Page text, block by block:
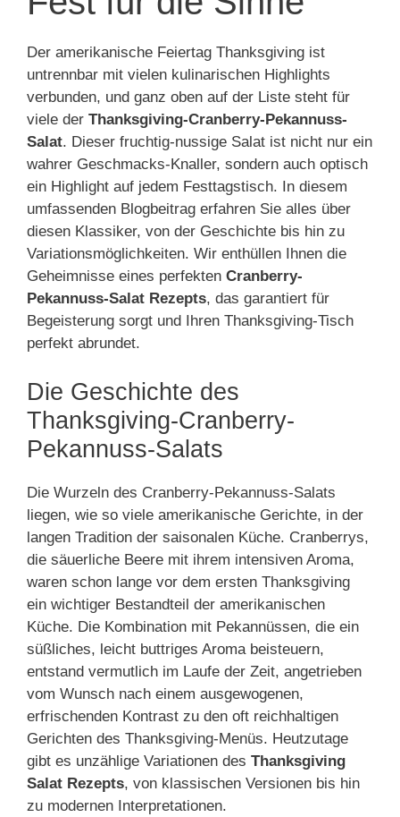
Der amerikanische Feiertag Thanksgiving ist
untrennbar mit vielen kulinarischen Highlights
verbunden, und ganz oben auf der Liste steht für
viele der Thanksgiving-Cranberry-Pekannuss-
Salat. Dieser fruchtig-nussige Salat ist nicht nur ein
wahrer Geschmacks-Knaller, sondern auch optisch
ein Highlight auf jedem Festtagstisch. In diesem
umfassenden Blogbeitrag erfahren Sie alles über
diesen Klassiker, von der Geschichte bis hin zu
Variationsmöglichkeiten. Wir enthüllen Ihnen die
Geheimnisse eines perfekten Cranberry-
Pekannuss-Salat Rezepts, das garantiert für
Begeisterung sorgt und Ihren Thanksgiving-Tisch
perfekt abrundet.
Die Geschichte des
Thanksgiving-Cranberry-
Pekannuss-Salats
Die Wurzeln des Cranberry-Pekannuss-Salats
liegen, wie so viele amerikanische Gerichte, in der
langen Tradition der saisonalen Küche. Cranberrys,
die säuerliche Beere mit ihrem intensiven Aroma,
waren schon lange vor dem ersten Thanksgiving
ein wichtiger Bestandteil der amerikanischen
Küche. Die Kombination mit Pekannüssen, die ein
süßliches, leicht buttriges Aroma beisteuern,
entstand vermutlich im Laufe der Zeit, angetrieben
vom Wunsch nach einem ausgewogenen,
erfrischenden Kontrast zu den oft reichhaltigen
Gerichten des Thanksgiving-Menüs. Heutzutage
gibt es unzählige Variationen des Thanksgiving
Salat Rezepts, von klassischen Versionen bis hin
zu modernen Interpretationen.